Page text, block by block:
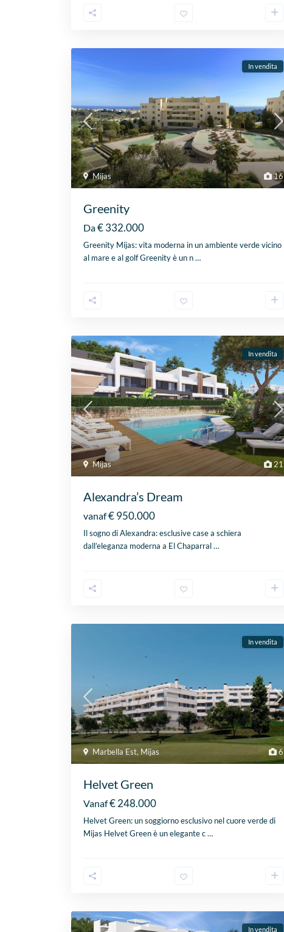
16
Mijas
In vendita
Greenity
Da€ 332.000
Greenity Mijas: vita moderna in un ambiente verde vicino
al mare e al golf Greenity è un n…
21
Mijas
In vendita
Alexandra’s Dream
vanaf€ 950.000
Il sogno di Alexandra: esclusive case a schiera
dall’eleganza moderna a El Chaparral…
6
Marbella Est, Mijas
In vendita
Helvet Green
Vanaf€ 248.000
Helvet Green: un soggiorno esclusivo nel cuore verde di
Mijas Helvet Green è un elegante c…
In vendita